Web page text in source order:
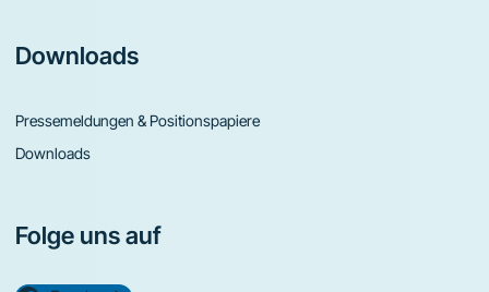
Downloads
Pressemeldungen & Positionspapiere
Downloads
Folge uns auf